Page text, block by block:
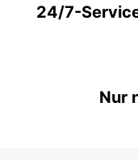
24/7-
Nur